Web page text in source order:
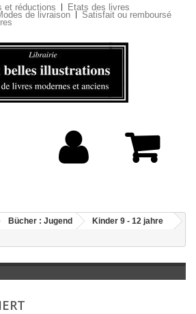
et réductions Etats des livres
de livraison Satisfait ou remboursé
Bücher : Jugend
Kinder 9 - 12 jahre